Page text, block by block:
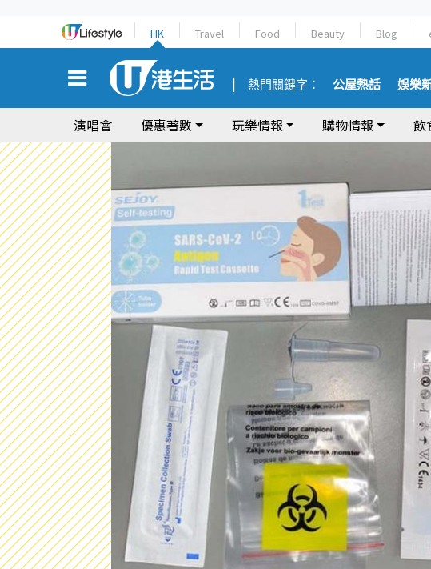
HK Travel Food Beauty Blog
熱門關鍵字： 公屋熱話 娛樂
演唱會 優惠著數 玩樂情報 購物情報 飲